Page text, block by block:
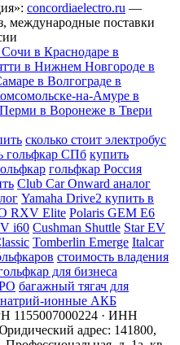
concordiaelectro.ru —
международные поставки
Сочи в Краснодаре в
в Нижнем Новгороде в
в Волгограде в
на-Амуре в
в Воронеже в Твери
сколько стоит электробус
гольфкар СПб купить
гольфкар Россия
Club Car Onward аналог
Yamaha Drive2 купить в
RXV Elite Polaris GEM E6
i60 Cushman Shuttle Star EV
Tomberlin Emerge Italcar
стоимость владения
для бизнеса
багажный тягач для
натрий-ионные АКБ
1155007000224 · ИНН
адрес: 141800,